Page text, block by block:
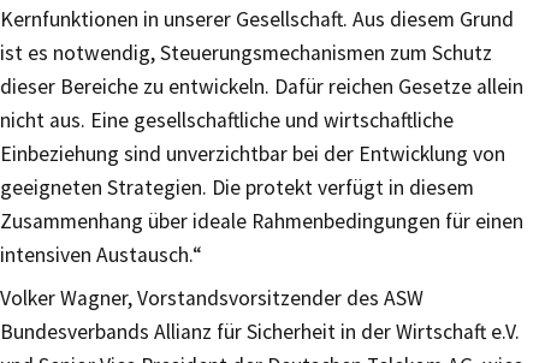
Kernfunktionen in unserer Gesellschaft. Aus diesem Grund
ist es notwendig, Steuerungsmechanismen zum Schutz
dieser Bereiche zu entwickeln. Dafür reichen Gesetze allein
nicht aus. Eine gesellschaftliche und wirtschaftliche
Einbeziehung sind unverzichtbar bei der Entwicklung von
geeigneten Strategien. Die protekt verfügt in diesem
Zusammenhang über ideale Rahmenbedingungen für einen
intensiven Austausch.“
Volker Wagner, Vorstandsvorsitzender des ASW
Bundesverbands Allianz für Sicherheit in der Wirtschaft e.V.